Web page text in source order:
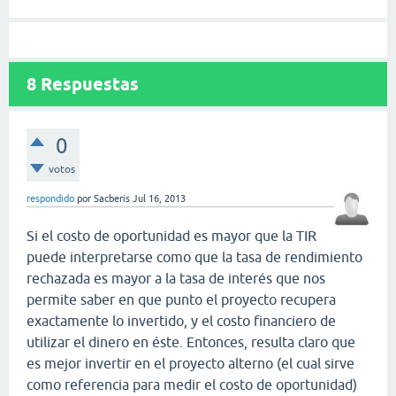
8 Respuestas
0
votos
respondido por Sacberis Jul 16, 2013
Si el costo de oportunidad es mayor que la TIR
puede interpretarse como que la tasa de rendimiento
rechazada es mayor a la tasa de interés que nos
permite saber en que punto el proyecto recupera
exactamente lo invertido, y el costo financiero de
utilizar el dinero en éste. Entonces, resulta claro que
es mejor invertir en el proyecto alterno (el cual sirve
como referencia para medir el costo de oportunidad)